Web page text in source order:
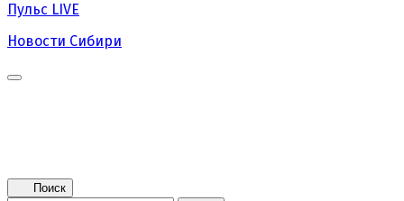
Пульс LIVE
Новости Сибири
Поиск